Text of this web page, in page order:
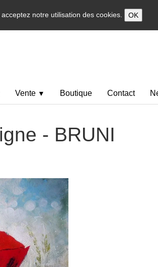
notre utilisation des cookies. OK
Vente ▼ Boutique Contact
- BRUNI